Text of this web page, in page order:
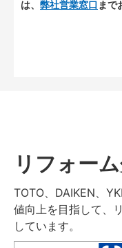
は、 弊社営業窓口 まで
リフォー
TOTO、DAIKEN、
値向上を目指して、
しています。